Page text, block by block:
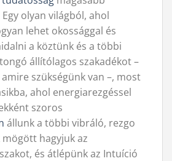
olyan világból, ahol
lehet okossággal és
a köztünk és a többi
állítólagos szakadékot –
szükségünk van –, most
ahol energiarezgéssel
szoros
állunk a többi vibráló, rezgo
hagyjuk az
és átlépünk az Intuíció